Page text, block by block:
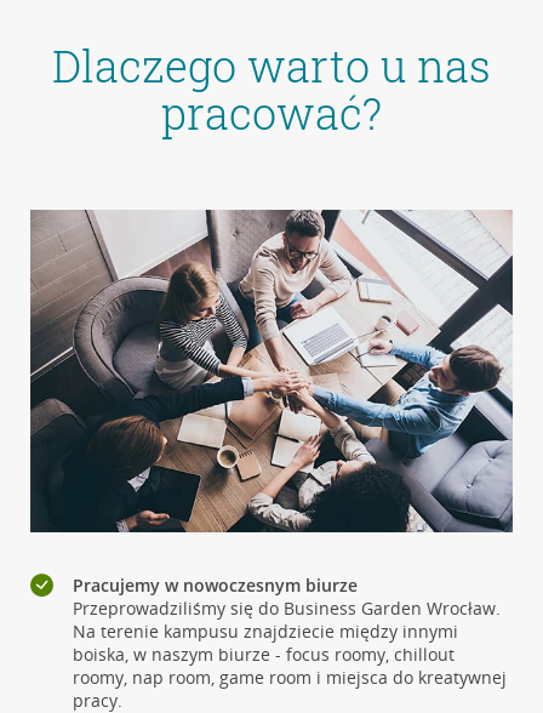
Dlaczego warto u nas
pracować?
Pracujemy w nowoczesnym biurze
Przeprowadziliśmy się do Business Garden Wrocław.
Na terenie kampusu znajdziecie między innymi
boiska, w naszym biurze - focus roomy, chillout
roomy, nap room, game room i miejsca do kreatywnej
pracy.